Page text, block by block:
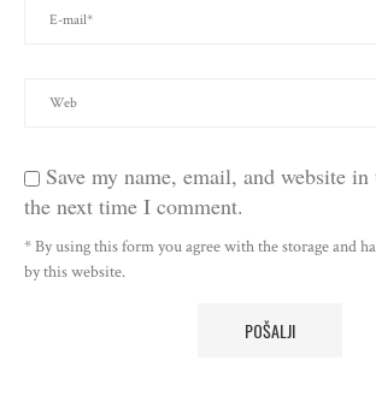
Save my name, email, and website
the next time I comment.
* By using this form you agree with the storage and
by this website.